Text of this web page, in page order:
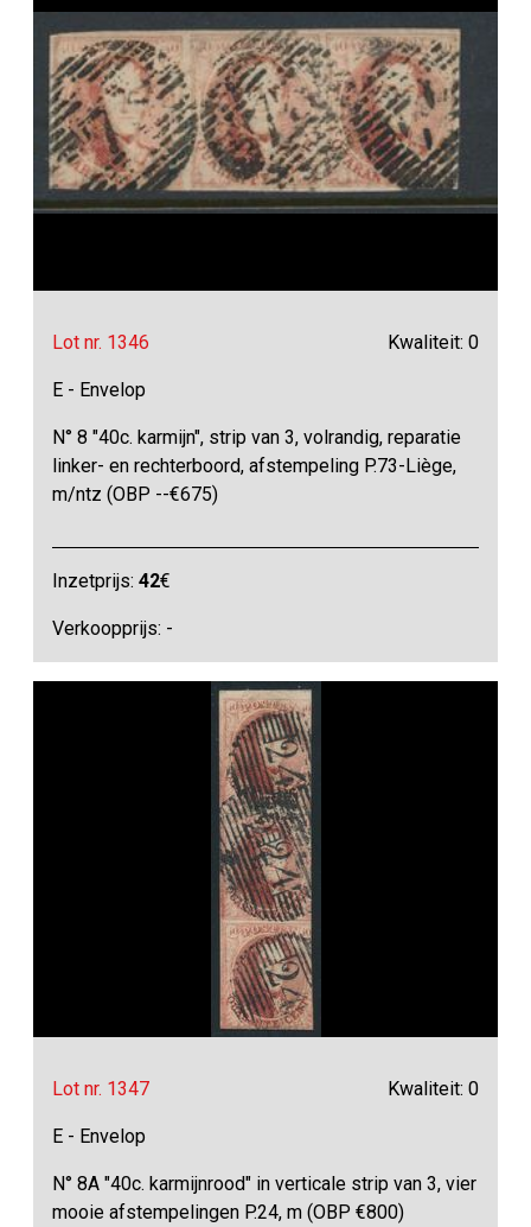
Lot nr. 1346 Kwaliteit: 0
E - Envelop
N° 8 "40c. karmijn", strip van 3, volrandig, reparatie
linker- en rechterboord, afstempeling P.73-Liège,
m/ntz (OBP --€675)
Inzetprijs:42€
Verkoopprijs: -
Lot nr. 1347 Kwaliteit: 0
E - Envelop
N° 8A "40c. karmijnrood" in verticale strip van 3, vier
mooie afstempelingen P.24, m (OBP €800)